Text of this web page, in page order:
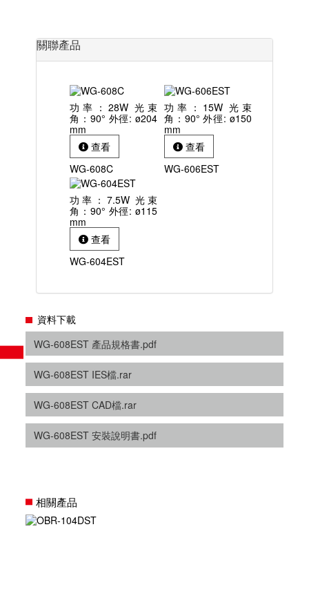
關聯產品
功率：28W 光束
角：90° 外徑: ø204
mm
查看
WG-608C
功率：15W 光束
角：90° 外徑: ø150
mm
查看
WG-606EST
功率：7.5W 光束
角：90° 外徑: ø115
mm
查看
WG-604EST
資料下載
WG-608EST 產品規格書.pdf
WG-608EST IES檔.rar
WG-608EST CAD檔.rar
WG-608EST 安裝說明書.pdf
相關產品